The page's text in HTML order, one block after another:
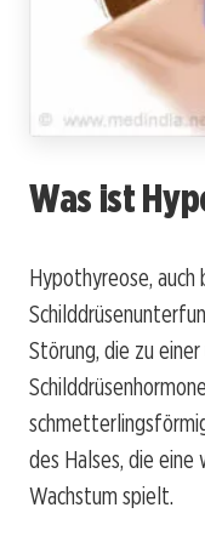
Was ist
Hypothyreose, auch
Störung, die zu
des Halses, die
Wachstum spielt.